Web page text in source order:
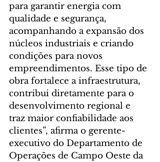
para garantir energia com
qualidade e segurança,
acompanhando a expansão dos
núcleos industriais e criando
condições para novos
empreendimentos. Esse tipo de
obra fortalece a infraestrutura,
contribui diretamente para o
desenvolvimento regional e
traz maior confiabilidade aos
clientes”, afirma o gerente-
executivo do Departamento de
Operações de Campo Oeste da